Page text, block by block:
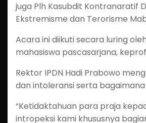
juga Plh Kasubdit Kontranaratif
Ekstremisme dan Terorisme
Acara ini diikuti secara luring
mahasiswa pascasarjana,
Rektor IPDN Hadi Prabowo
dan intoleransi serta
“Ketidaktahuan para praja
intropeksi kami khususnya